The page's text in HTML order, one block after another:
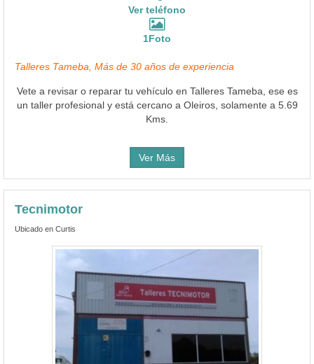
Ver teléfono
1Foto
Talleres Tameba, Más de 30 años de experiencia
Vete a revisar o reparar tu vehículo en Talleres Tameba, ese es
un taller profesional y está cercano a Oleiros, solamente a 5.69
Kms.
Ver Más
Tecnimotor
Ubicado en Curtis